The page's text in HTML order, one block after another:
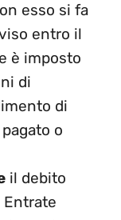
esso si fa
entro il
è imposto
di
di
o
il debito
Entrate